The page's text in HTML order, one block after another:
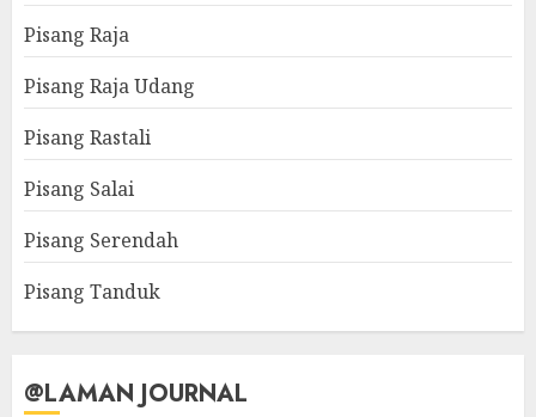
Pisang Raja
Pisang Raja Udang
Pisang Rastali
Pisang Salai
Pisang Serendah
Pisang Tanduk
@LAMAN JOURNAL